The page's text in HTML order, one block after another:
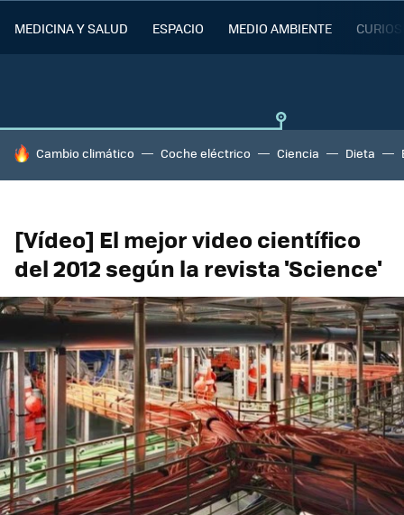
MEDICINA Y SALUD ESPACIO MEDIO AMBIENTE
HOY SE HABLA DE
Cambio climático Coche eléctrico Ciencia Dieta
[Vídeo] El mejor video científico
del 2012 según la revista 'Science'